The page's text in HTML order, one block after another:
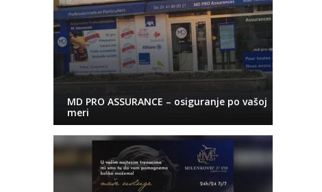
MD PRO ASSURANCE – osiguranje po vašoj
meri